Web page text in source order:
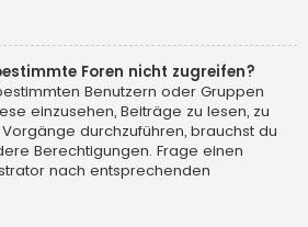
Foren nicht zugreifen?
Benutzern oder Gruppen
einzusehen, Beiträge zu lesen, zu
durchzuführen, brauchst du
Berechtigungen. Frage einen
nach entsprechenden